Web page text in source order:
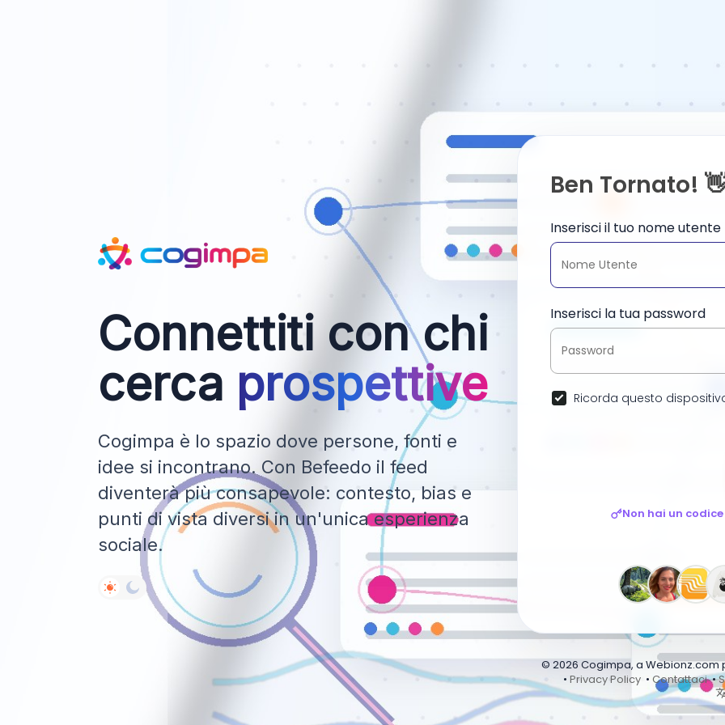
Connettiti con chi
cerca prospettive
Cogimpa è lo spazio dove persone, fonti e
idee si incontrano. Con Befeedo il feed
diventerà più consapevole: contesto, bias e
punti di vista diversi in un'unica esperienza
sociale.
Ben Tornato!
Inserisci il tuo nome utente
Inserisci la tua password
Ricorda questo
Non hai un
© 2026 Cogimpa, a Webionz.com
•Privacy Policy •Contattaci•